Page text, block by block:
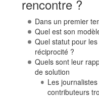
rencontre ?
Dans un premier
Quel est son
Quel statut pour
réciprocité ?
Quels sont leur
de solution
Les
contributeurs